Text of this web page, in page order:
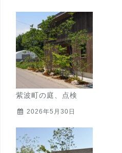
紫波町の庭、点検
2026年5月30日